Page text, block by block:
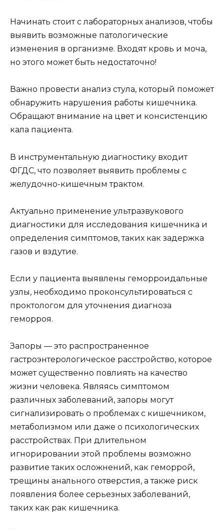
Начинать стоит с лабораторных анализов, чтобы
выявить возможные патологические
изменения в организме. Входят кровь и моча,
но этого может быть недостаточно!
Важно провести анализ стула, который поможет
обнаружить нарушения работы кишечника.
Обращают внимание на цвет и консистенцию
кала пациента.
В инструментальную диагностику входит
ФГДС, что позволяет выявить проблемы с
желудочно-кишечным трактом.
Актуально применение ультразвукового
диагностики для исследования кишечника и
определения симптомов, таких как задержка
газов и вздутие.
Если у пациента выявлены геморроидальные
узлы, необходимо проконсультироваться с
проктологом для уточнения диагноза
геморроя.
Запоры — это распространенное
гастроэнтерологическое расстройство, которое
может существенно повлиять на качество
жизни человека. Являясь симптомом
различных заболеваний, запоры могут
сигнализировать о проблемах с кишечником,
метаболизмом или даже о психологических
расстройствах. При длительном
игнорировании этой проблемы возможно
развитие таких осложнений, как геморрой,
трещины анального отверстия, а также риск
появления более серьезных заболеваний,
таких как рак кишечника.